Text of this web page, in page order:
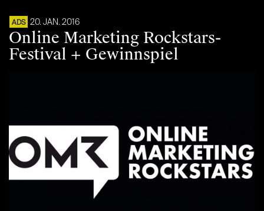
ADS 20. JAN. 2016
Online Marketing Rockstars-
Festival + Gewinnspiel